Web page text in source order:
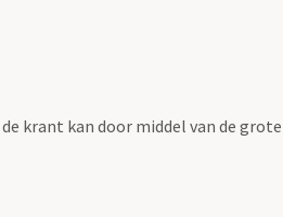
krant kan door middel van de